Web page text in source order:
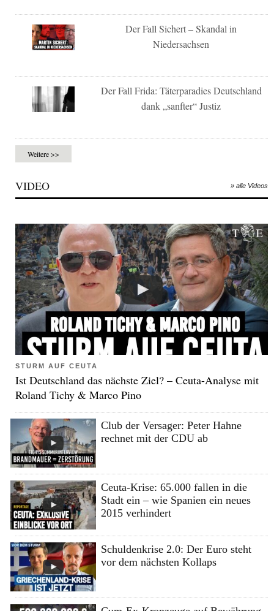
Der Fall Sichert – Skandal in
Niedersachsen
Der Fall Frida: Täterparadies Deutschland
dank „sanfter“ Justiz
Weitere >>
VIDEO » alle Videos
STURM AUF CEUTA
Ist Deutschland das nächste Ziel? – Ceuta-Analyse mit
Roland Tichy & Marco Pino
Club der Versager: Peter Hahne
rechnet mit der CDU ab
Ceuta-Krise: 65.000 fallen in die
Stadt ein – wie Spanien ein neues
2015 verhindert
Schuldenkrise 2.0: Der Euro steht
vor dem nächsten Kollaps